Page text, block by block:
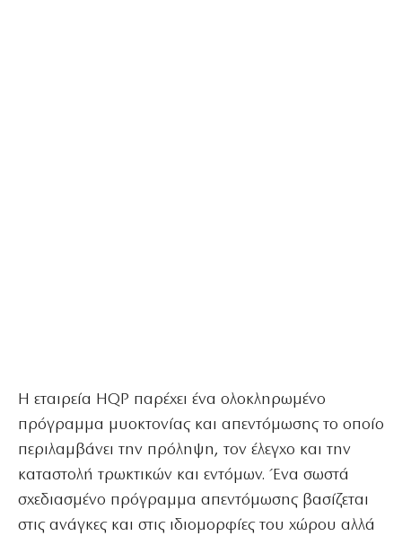
Η εταιρεία HQP παρέχει ένα ολοκληρωμένο
πρόγραμμα μυοκτονίας και απεντόμωσης το οποίο
περιλαμβάνει την πρόληψη, τον έλεγχο και την
καταστολή τρωκτικών και εντόμων. Ένα σωστά
σχεδιασμένο πρόγραμμα απεντόμωσης βασίζεται
στις ανάγκες και στις ιδιομορφίες του χώρου αλλά